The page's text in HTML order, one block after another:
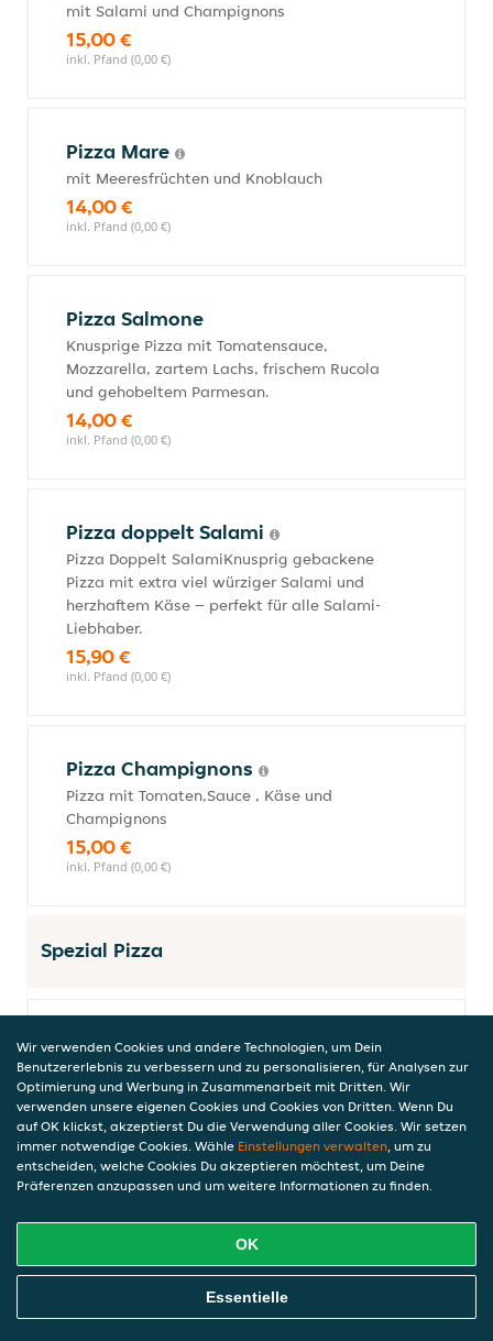
mit Salami und Champignons
15,00 €
inkl. Pfand (0,00 €)
Pizza Mare
mit Meeresfrüchten und Knoblauch
14,00 €
inkl. Pfand (0,00 €)
Pizza Salmone
Knusprige Pizza mit Tomatensauce,
Mozzarella, zartem Lachs, frischem Rucola
und gehobeltem Parmesan.
14,00 €
inkl. Pfand (0,00 €)
Pizza doppelt Salami
Pizza Doppelt SalamiKnusprig gebackene
Pizza mit extra viel würziger Salami und
herzhaftem Käse – perfekt für alle Salami-
Liebhaber.
15,90 €
inkl. Pfand (0,00 €)
Pizza Champignons
Pizza mit Tomaten,Sauce , Käse und
Champignons
15,00 €
inkl. Pfand (0,00 €)
Spezial Pizza
Truffle Carnivore Pizza
mit Trüffelsauce, Salami, Schinken und
frisch eingelegten Zwiebeln,
13,50 €
inkl. Pfand (0,00 €)
BBQ Meat Feast Pizza (scharf)
Salami, Schinken, scharfer Peperoniwurst
und BarbecuesauceOnline Essen Bestellen
Wir verwenden Cookies und andere Technologien, um Dein
Benutzererlebnis zu verbessern und zu personalisieren, für Analysen zur
Optimierung und Werbung in Zusammenarbeit mit Dritten. Wir
verwenden unsere eigenen Cookies und Cookies von Dritten. Wenn Du
auf OK klickst, akzeptierst Du die Verwendung aller Cookies. Wir setzen
immer notwendige Cookies. Wähle Einstellungen verwalten, um zu
entscheiden, welche Cookies Du akzeptieren möchtest, um Deine
Präferenzen anzupassen und um weitere Informationen zu finden.
OK
Essentielle